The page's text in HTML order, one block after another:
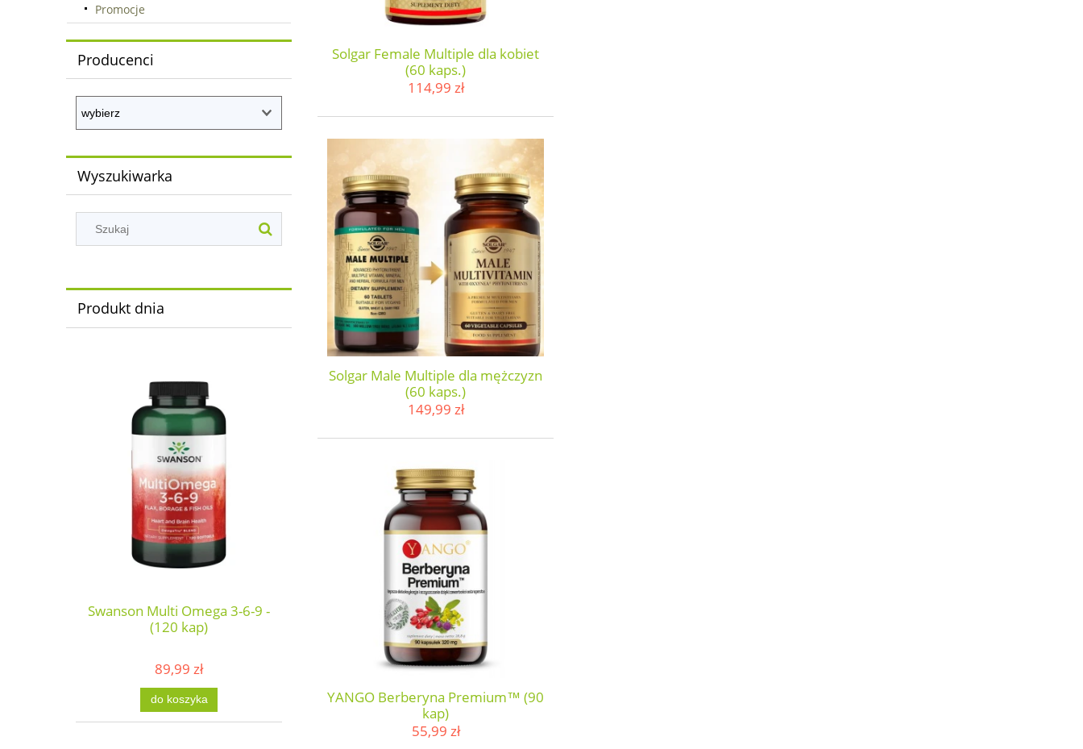
Promocje
Producenci
Wyszukiwarka
Produkt dnia
Swanson Multi Omega 3-6-9 -
(120 kap)
89,99 zł
do koszyka
Solgar Female Multiple dla kobiet
(60 kaps.)
114,99 zł
Solgar Male Multiple dla mężczyzn
(60 kaps.)
149,99 zł
YANGO Berberyna Premium™ (90
kap)
55,99 zł